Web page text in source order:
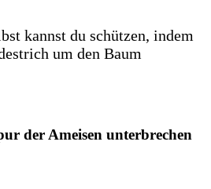
kannst du schützen, indem
um den Baum
der Ameisen unterbrechen